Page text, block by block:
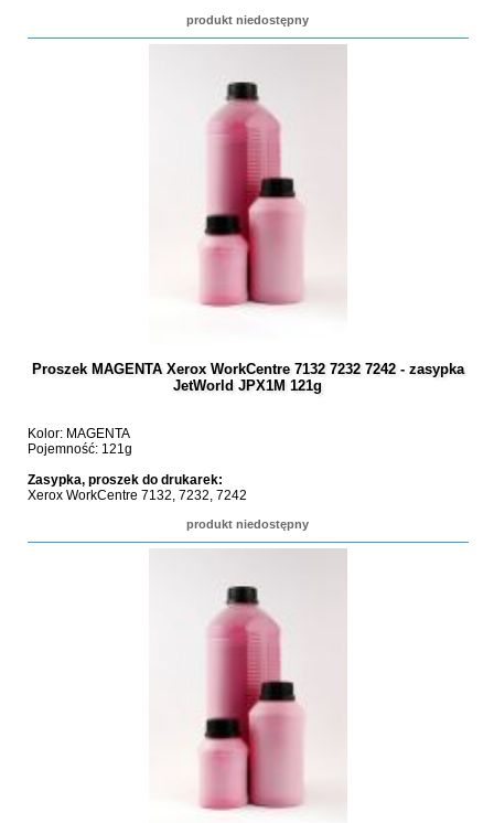
produkt niedostępny
Proszek MAGENTA Xerox WorkCentre 7132 7232 7242 - zasypka
JetWorld JPX1M 121g
Kolor: MAGENTA
Pojemność: 121g
Zasypka, proszek do drukarek:
Xerox WorkCentre 7132, 7232, 7242
produkt niedostępny